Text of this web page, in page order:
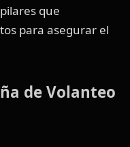
que
para asegurar el
de Volanteo